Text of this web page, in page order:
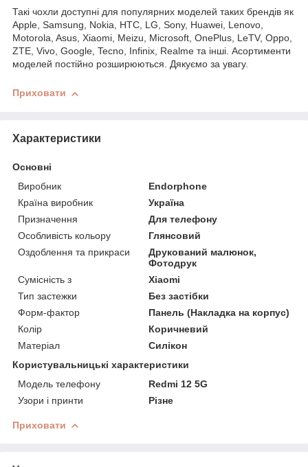
Такі чохли доступні для популярних моделей таких брендів як
Apple, Samsung, Nokia, HTC, LG, Sony, Huawei, Lenovo,
Motorola, Asus, Xiaomi, Meizu, Microsoft, OnePlus, LeTV, Oppo,
ZTE, Vivo, Google, Tecno, Infinix, Realme та інші. Асортименти
моделей постійно розширюються. Дякуємо за увагу.
Приховати
Характеристики
Основні
Виробник
Endorphone
Країна виробник
Україна
Призначення
Для телефону
Особливість кольору
Глянсовий
Оздоблення та прикраси
Друкований малюнок,
Фотодрук
Сумісність з
Xiaomi
Тип застежки
Без застібки
Форм-фактор
Панель (Накладка на корпус)
Колір
Коричневий
Матеріал
Силікон
Користувальницькі характеристики
Модель телефону
Redmi 12 5G
Узори і принти
Різне
Приховати